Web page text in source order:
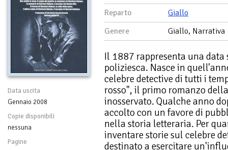
Data uscita
Gennaio 2008
Copie disponibili
nessuna
Pagine
Reparto
Giallo
Genere
Giallo, Narrativa
Il 1887 rappresenta una
poliziesca. Nasce in
celebre detective di tutti i
rosso", il primo romanzo
inosservato. Qualche anno
accolto con un favore di
nella storia letteraria. Per
inventare storie sul celebre
destinato a esercitare